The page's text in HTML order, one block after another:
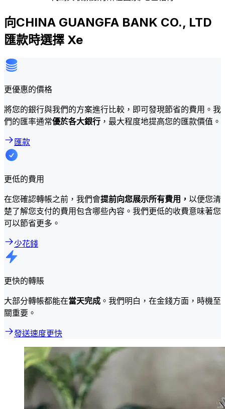
向CHINA GUANGFA BANK CO., LTD
匯款時選擇 Xe
更優惠的價格
將您的銀行與我們的方案進行比較，即可發現節省的費用。我
們的匯率通常優於各大銀行 ，最大程度地提高您的匯款價值。
匯款
更低的費用
在您確認轉帳之前，我們會提前向您展示所有費用， 以便您清
楚了解您支付的費用包含哪些內容。我們更低的收費意味著您
可以節省更多。
少花錢
更快的轉賬
大部分轉帳都能在當天完成 。我們明白，在金錢方面，時機至
關重要。
發送速度更快